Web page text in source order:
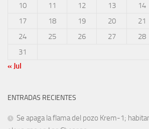
10
11 12 13 14
17
18 19 20 21
24
25 26 27 28
31
« Jul
ENTRADAS RECIENTES
Se apaga la flama del pozo Krem-1;